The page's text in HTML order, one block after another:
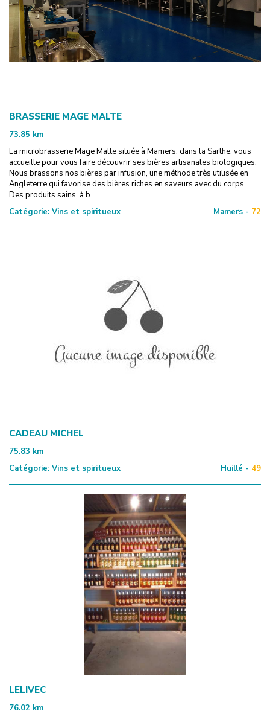
BRASSERIE MAGE MALTE
73.85 km
La microbrasserie Mage Malte située à Mamers, dans la Sarthe, vous
accueille pour vous faire découvrir ses bières artisanales biologiques.
Nous brassons nos bières par infusion, une méthode très utilisée en
Angleterre qui favorise des bières riches en saveurs avec du corps.
Des produits sains, à b...
Catégorie: Vins et spiritueux Mamers - 72
CADEAU MICHEL
75.83 km
Catégorie: Vins et spiritueux Huillé - 49
LELIVEC
76.02 km